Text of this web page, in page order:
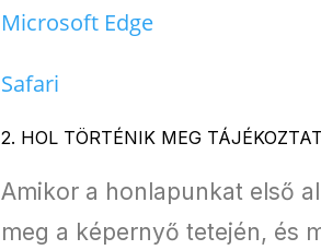
Microsoft Edge
Safari
2. HOL TÖRTÉNIK MEG
Amikor a honlapunkat első
meg a képernyő tetején, és